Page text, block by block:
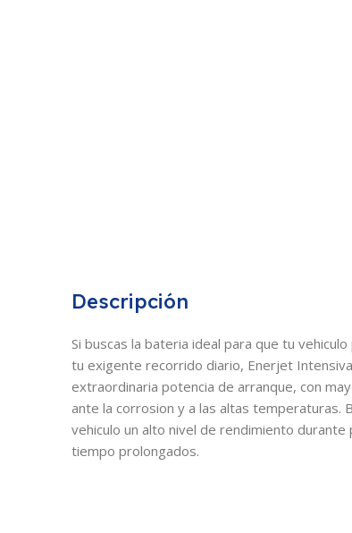
Descripción
Si buscas la bateria ideal para que tu
tu exigente recorrido diario, Enerjet
extraordinaria potencia de arranque, con
ante la corrosion y a las altas temperaturas.
vehiculo un alto nivel de rendimiento durante
tiempo prolongados.